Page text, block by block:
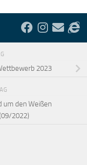
2023
um den Weißen
2022)